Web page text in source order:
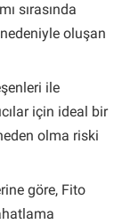
sırasında
oluşan
ile
için ideal bir
olma riski
göre, Fito